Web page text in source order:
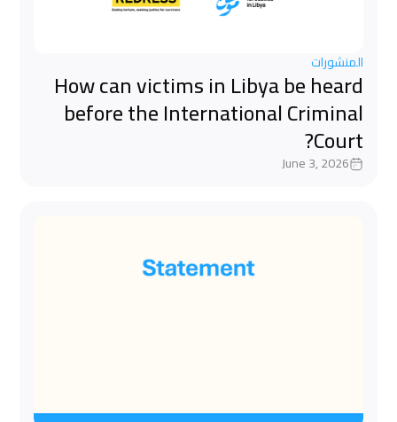
المنشورات
How can victims in Libya be heard
before the International Criminal
Court?
June 3, 2026